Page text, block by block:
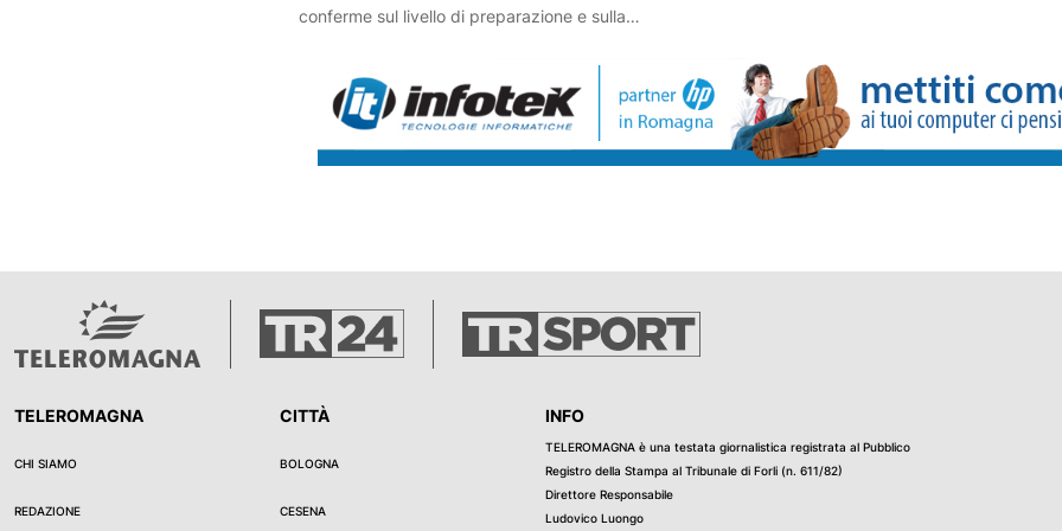
conferme sul livello di preparazione e sulla
significativo: "Dobbiamo concentrarci su noi
stessi e capire a che punto siamo"
TELEROMAGNA
CHI SIAMO
REDAZIONE
CITTÀ
BOLOGNA
CESENA
INFO
TELEROMAGNA è una testata giornalistica registrata al Pubblico
Registro della Stampa al Tribunale di Forli (n. 611/82)
Direttore Responsabile
Ludovico Luongo